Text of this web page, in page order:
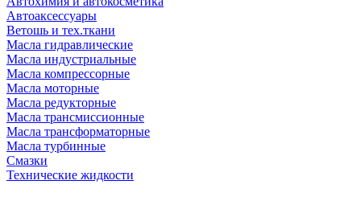
Автоаксессуары
Ветошь и тех.ткани
Масла гидравлические
Масла индустриальные
Масла компрессорные
Масла моторные
Масла редукторные
Масла трансмиссионные
Масла трансформаторные
Масла турбинные
Смазки
Технические жидкости